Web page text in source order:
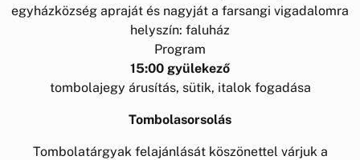
egyházközség apraját és nagyját a farsangi vigadalomra
helyszín: faluház
Program
15:00 gyülekező
tombolajegy árusítás, sütik, italok fogadása
Tombolasorsolás
Tombolatárgyak felajánlását köszönettel várjuk a